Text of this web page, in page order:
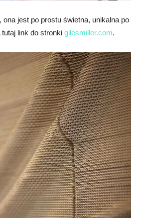
ona jest po prostu świetna, unikalna po
link do stronki gilesmiller.com.